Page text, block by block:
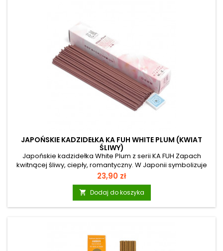
JAPOŃSKIE KADZIDEŁKA KA FUH WHITE PLUM (KWIAT
ŚLIWY)
Japońskie kadzidełka White Plum z serii KA FUH Zapach
kwitnącej śliwy, ciepły, romantyczny. W Japonii symbolizuje
odnowę, wieczność, odrodzenie, gdyż kwitnące śliwy
zapowiadają wiosnę. Kadzidełka japońskie cechują się
wyjątkową jakością - Ci którzy spróbują tych kadzidełek, z
pewnością pozostaną im wierni. To celebracja aromatu
wyłącznie dla prawdziwych koneserów zapachu. KA FUH:
Cena
23,90 zł
 Dodaj do koszyka